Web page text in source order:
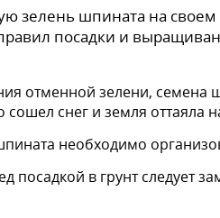
зелень шпината на своем
посадки и
отменной зелени, семена
сошел снег и земля оттаяла
необходимо
посадкой в грунт следует